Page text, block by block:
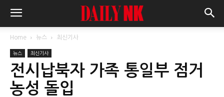
Home 뉴스 최신기사
뉴스 최신기사
전시납북자 가족 통일부 점거
농성 돌입